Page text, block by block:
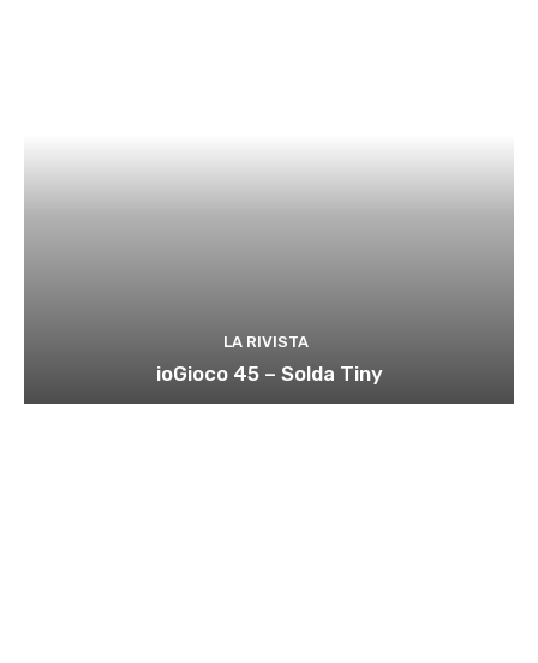
LA RIVISTA
ioGioco 45 – Solda Tiny